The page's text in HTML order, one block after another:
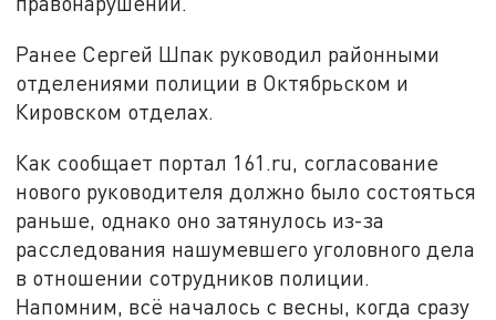
Ранее Сергей Шпак руководил районными
отделениями полиции в Октябрьском и
Кировском отделах.
Как сообщает портал 161.ru, согласование
нового руководителя должно было состояться
раньше, однако оно затянулось из-за
расследования нашумевшего уголовного дела
в отношении сотрудников полиции.
Напомним, всё началось с весны, когда сразу